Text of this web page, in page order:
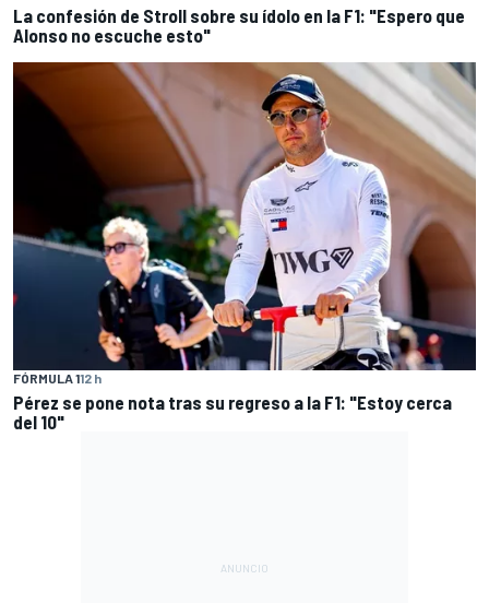
La confesión de Stroll sobre su ídolo en la F1: "Espero que
Alonso no escuche esto"
FÓRMULA 112 h
Pérez se pone nota tras su regreso a la F1: "Estoy cerca
del 10"